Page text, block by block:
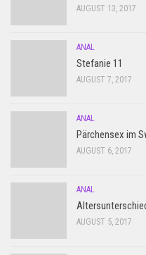
AUGUST 13, 2017
ANAL
Stefanie 11
AUGUST 7, 2017
ANAL
Pärchensex im
AUGUST 6, 2017
ANAL
AUGUST 5, 2017